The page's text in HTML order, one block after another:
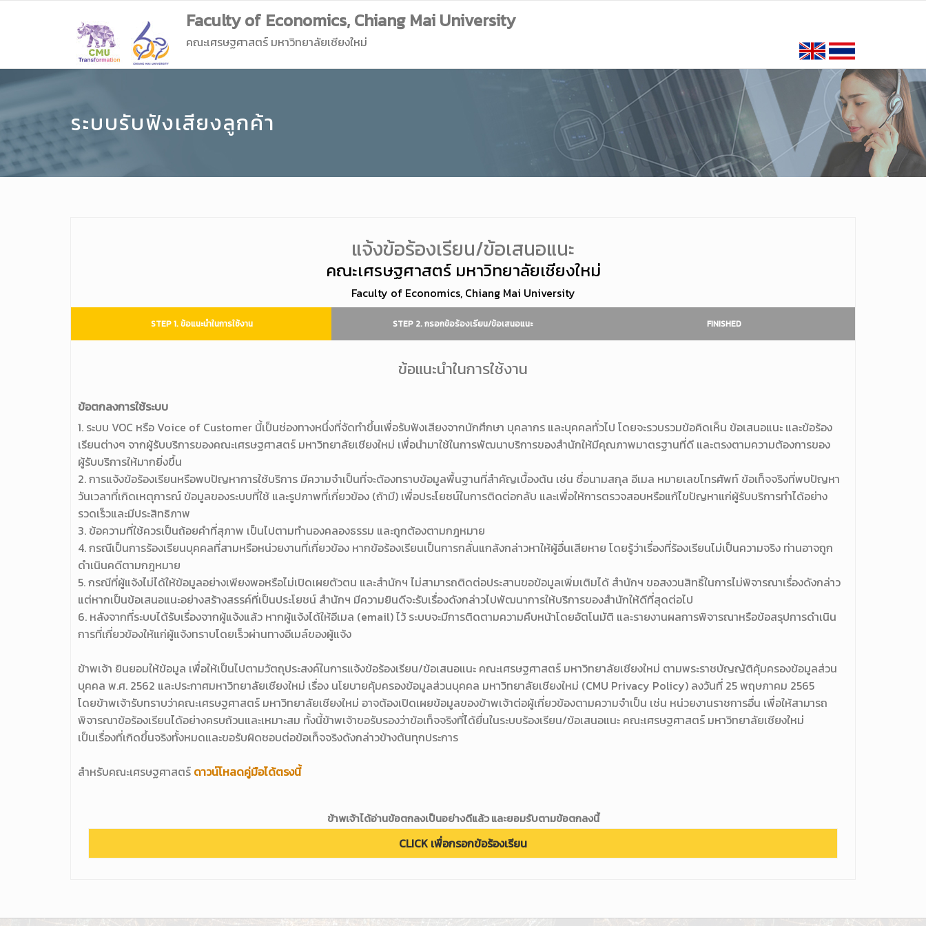
Faculty of Economics, Chiang Mai University
คณะเศรษฐศาสตร์ มหาวิทยาลัยเชียงใหม่
ระบบรับฟังเสียงลูกค้า
แจ้งข้อร้องเรียน/ข้อเสนอแนะ
คณะเศรษฐศาสตร์ มหาวิทยาลัยเชียงใหม่
Faculty of Economics, Chiang Mai University
STEP 1. ข้อแนะนำในการใช้งาน STEP 2. กรอกข้อร้องเรียน/ข้อเสนอแนะ FINISHED
ข้อแนะนำในการใช้งาน
ข้อตกลงการใช้ระบบ
1. ระบบ VOC หรือ Voice of Customer นี้เป็นช่องทางหนึ่งที่จัดทำขึ้นเพื่อรับฟังเสียงจากนักศึกษา บุคลากร และบุคคลทั่วไป โดยจะรวบรวมข้อคิดเห็น ข้อเสนอแนะ และข้อร้อง
เรียนต่างๆ จากผู้รับบริการของคณะเศรษฐศาสตร์ มหาวิทยาลัยเชียงใหม่ เพื่อนำมาใช้ในการพัฒนาบริการของสำนักให้มีคุณภาพมาตรฐานที่ดี และตรงตามความต้องการของ
ผู้รับบริการให้มากยิ่งขึ้น
2. การแจ้งข้อร้องเรียนหรือพบปัญหาการใช้บริการ มีความจำเป็นที่จะต้องทราบข้อมูลพื้นฐานที่สำคัญเบื้องต้น เช่น ชื่อนามสกุล อีเมล หมายเลขโทรศัพท์ ข้อเท็จจริงที่พบปัญหา
วันเวลาที่เกิดเหตุการณ์ ข้อมูลของระบบที่ใช้ และรูปภาพที่เกี่ยวข้อง (ถ้ามี) เพื่อประโยชน์ในการติดต่อกลับ และเพื่อให้การตรวจสอบหรือแก้ไขปัญหาแก่ผู้รับบริการทำได้อย่าง
รวดเร็วและมีประสิทธิภาพ
3. ข้อความที่ใช้ควรเป็นถ้อยคำที่สุภาพ เป็นไปตามทำนองคลองธรรม และถูกต้องตามกฎหมาย
4. กรณีเป็นการร้องเรียนบุคคลที่สามหรือหน่วยงานที่เกี่ยวข้อง หากข้อร้องเรียนเป็นการกลั่นแกล้งกล่าวหาให้ผู้อื่นเสียหาย โดยรู้ว่าเรื่องที่ร้องเรียนไม่เป็นความจริง ท่านอาจถูก
ดำเนินคดีตามกฎหมาย
5. กรณีที่ผู้แจ้งไม่ได้ให้ข้อมูลอย่างเพียงพอหรือไม่เปิดเผยตัวตน และสำนักฯ ไม่สามารถติดต่อประสานขอข้อมูลเพิ่มเติมได้ สำนักฯ ขอสงวนสิทธิ์ในการไม่พิจารณาเรื่องดังกล่าว
แต่หากเป็นข้อเสนอแนะอย่างสร้างสรรค์ที่เป็นประโยชน์ สำนักฯ มีความยินดีจะรับเรื่องดังกล่าวไปพัฒนาการให้บริการของสำนักให้ดีที่สุดต่อไป
6. หลังจากที่ระบบได้รับเรื่องจากผู้แจ้งแล้ว หากผู้แจ้งได้ให้อีเมล (email) ไว้ ระบบจะมีการติดตามความคืบหน้าโดยอัตโนมัติ และรายงานผลการพิจารณาหรือข้อสรุปการดำเนิน
การที่เกี่ยวข้องให้แก่ผู้แจ้งทราบโดยเร็วผ่านทางอีเมล์ของผู้แจ้ง
ข้าพเจ้า ยินยอมให้ข้อมูล เพื่อให้เป็นไปตามวัตถุประสงค์ในการแจ้งข้อร้องเรียน/ข้อเสนอแนะ คณะเศรษฐศาสตร์ มหาวิทยาลัยเชียงใหม่ ตามพระราชบัญญัติคุ้มครองข้อมูลส่วน
บุคคล พ.ศ. 2562 และประกาศมหาวิทยาลัยเชียงใหม่ เรื่อง นโยบายคุ้มครองข้อมูลส่วนบุคคล มหาวิทยาลัยเชียงใหม่ (CMU Privacy Policy) ลงวันที่ 25 พฤษภาคม 2565
โดยข้าพเจ้ารับทราบว่าคณะเศรษฐศาสตร์ มหาวิทยาลัยเชียงใหม่ อาจต้องเปิดเผยข้อมูลของข้าพเจ้าต่อผู้เกี่ยวข้องตามความจำเป็น เช่น หน่วยงานราชการอื่น เพื่อให้สามารถ
พิจารณาข้อร้องเรียนได้อย่างครบถ้วนและเหมาะสม ทั้งนี้ข้าพเจ้าขอรับรองว่าข้อเท็จจริงที่ได้ยื่นในระบบร้องเรียน/ข้อเสนอแนะ คณะเศรษฐศาสตร์ มหาวิทยาลัยเชียงใหม่
เป็นเรื่องที่เกิดขึ้นจริงทั้งหมดและขอรับผิดชอบต่อข้อเท็จจริงดังกล่าวข้างต้นทุกประการ
สำหรับคณะเศรษฐศาสตร์ ดาวน์โหลดคู่มือได้ตรงนี้
ข้าพเจ้าได้อ่านข้อตกลงเป็นอย่างดีแล้ว และยอมรับตามข้อตกลงนี้